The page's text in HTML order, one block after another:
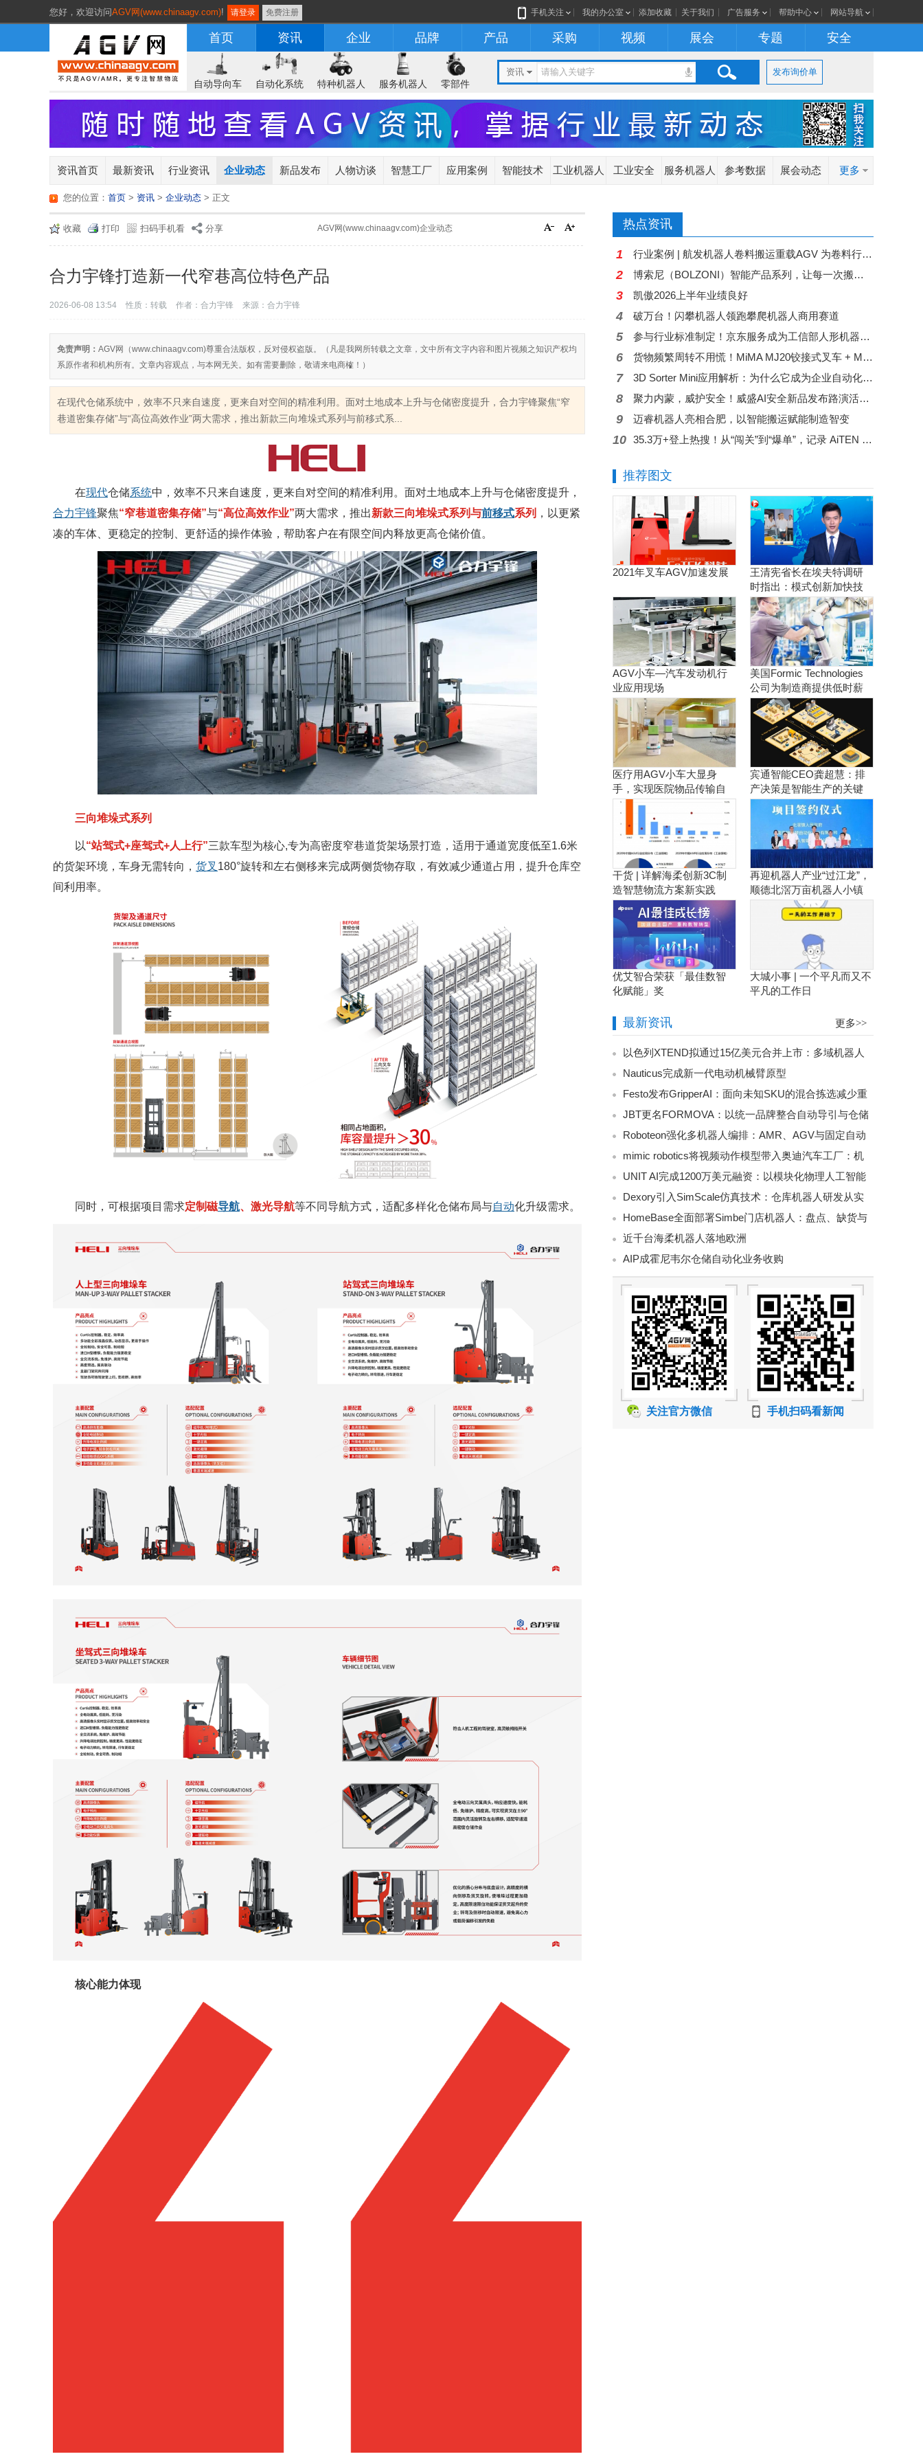
您好， 欢迎访问AGV网(www.chinaagv.com)! 请登录 免费注册 手机关注 我的办公室 添加收藏 关于我们 广告服务 帮助中心 网站导航
首页 资讯 企业 品牌 产品 采购 视频 展会 专题 安全
自动导向车 自动化系统 特种机器人 服务机器人 零部件
资讯 发布询价单
资讯首页 最新资讯 行业资讯 企业动态 新品发布 人物访谈 智慧工厂 应用案例 智能技术 工业机器人 工业安全 服务机器人 参考数据 展会动态 更多
您的位置： 首页 > 资讯 > 企业动态 > 正文
收藏 打印 扫码手机看 分享 AGV网(www.chinaagv.com)企业动态
合力宇锋打造新一代窄巷高位特色产品
2026-06-08 13:54 性质：转载 作者：合力宇锋 来源：合力宇锋
免责声明： AGV网（www.chinaagv.com)尊重合法版权，反对侵权盗版。（凡是我网所转载之文章，文中所有文字内容和图片视频之知识产权均
系原作者和机构所有。文章内容观点，与本网无关。如有需要删除，敬请来电商榷！）
在现代仓储系统中，效率不只来自速度，更来自对空间的精准利用。面对土地成本上升与仓储密度提升，合力宇锋聚焦“窄
巷道密集存储”与“高位高效作业”两大需求，推出新款三向堆垛式系列与前移式系...
在现代仓储系统中，效率不只来自速度，更来自对空间的精准利用。面对土地成本上升与仓储密度提升，
合力宇锋聚焦“窄巷道密集存储”与“高位高效作业”两大需求，推出新款三向堆垛式系列与前移式系列 ，以更紧
凑的车体、更稳定的控制、更舒适的操作体验，帮助客户在有限空间内释放更高仓储价值。
三向堆垛式系列
以“站驾式+座驾式+人上行”三款车型为核心,专为高密度窄巷道货架场景打造，适用于通道宽度低至1.6米
的货架环境，车身无需转向， 货叉 180°旋转和左右侧移来完成两侧货物存取，有效减少通道占用，提升仓库空
间利用率。
同时，可根据项目需求定制磁导航、激光导航等不同导航方式，适配多样化仓储布局与自动化升级需求。
核心能力体现
热点资讯
1 行业案例 | 航发机器人卷料搬运重载AGV 为卷料行业运输难题“卷”出高效解决方案
2 博索尼（BOLZONI）智能产品系列，让每一次搬运都更加智慧
3 凯傲2026上半年业绩良好
4 破万台！闪攀机器人领跑攀爬机器人商用赛道
5 参与行业标准制定！京东服务成为工信部人形机器人与具身智能标委会应用工作组（WG5）成员
6 货物频繁周转不用慌！MiMA MJ20铰接式叉车 + MK30平衡重叉车，助力电商行业仓储效率翻倍！
7 3D Sorter Mini应用解析：为什么它成为企业自动化升级的第一步？
8 聚力内蒙，威护安全！威盛AI安全新品发布路演活动圆满举行！
9 迈睿机器人亮相合肥，以智能搬运赋能制造智变
10 35.3万+登上热搜！从“闯关”到“爆单”，记录 AiTEN 的全球化实践
推荐图文
2021年叉车AGV加速发展
王清宪省长在埃夫特调研
时指出：模式创新加快技
术创新和产品创新的落地
AGV小车—汽车发动机行
业应用现场
美国Formic Technologies
公司为制造商提供低时薪
的租赁工业机器人服务
医疗用AGV小车大显身
手，实现医院物品传输自
动化！
宾通智能CEO龚超慧：排
产决策是智能生产的关键
干货 | 详解海柔创新3C制
造智慧物流方案新实践
再迎机器人产业“过江龙”，
顺德北滘万亩机器人小镇
正逐步成型！
优艾智合荣获「最佳数智
化赋能」奖
大城小事 | 一个平凡而又不
平凡的工作日
最新资讯 更多>>
以色列XTEND拟通过15亿美元合并上市：多域机器人
平台加速规模化
Nauticus完成新一代电动机械臂原型
Festo发布GripperAI：面向未知SKU的混合拣选减少重
复编程
JBT更名FORMOVA：以统一品牌整合自动导引与仓储
自动化业务
Roboteon强化多机器人编排：AMR、AGV与固定自动
化走向统一物料流控制
mimic robotics将视频动作模型带入奥迪汽车工厂：机
器人训练开始直接利用视觉示范
UNIT AI完成1200万美元融资：以模块化物理人工智能
降低仓储自动化门槛
Dexory引入SimScale仿真技术：仓库机器人研发从实
体试错转向云端验证
HomeBase全面部署Simbe门店机器人：盘点、缺货与
价格核查实现持续数字化
近千台海柔机器人落地欧洲
AIP成霍尼韦尔仓储自动化业务收购
关注官方微信 手机扫码看新闻